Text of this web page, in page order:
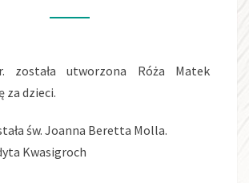
została utworzona Róża Matek
za dzieci.
św. Joanna Beretta Molla.
Kwasigroch